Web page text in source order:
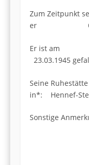
Zum Zeitpunkt
er
Er
23.03.1945
Seine
in*: Hennef-
Sonstige